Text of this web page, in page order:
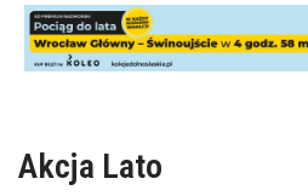
Akcja Lato